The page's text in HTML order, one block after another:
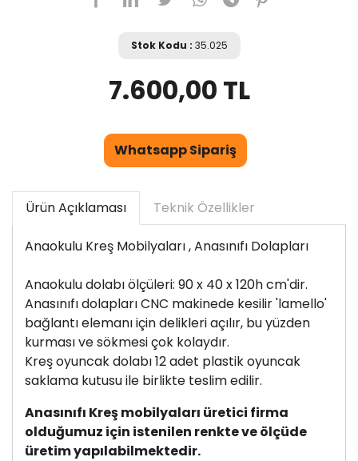
Stok Kodu : 35.025
7.600,00 TL
Whatsapp Sipariş
Ürün Açıklaması Teknik Özellikler
Anaokulu Kreş Mobilyaları , Anasınıfı Dolapları
Anaokulu dolabı ölçüleri: 90 x 40 x 120h cm'dir.
Anasınıfı dolapları CNC makinede kesilir 'lamello'
bağlantı elemanı için delikleri açılır, bu yüzden
kurması ve sökmesi çok kolaydır.
Kreş oyuncak dolabı 12 adet plastik oyuncak
saklama kutusu ile birlikte teslim edilir.
Anasınıfı Kreş mobilyaları üretici firma
olduğumuz için istenilen renkte ve ölçüde
üretim yapılabilmektedir.